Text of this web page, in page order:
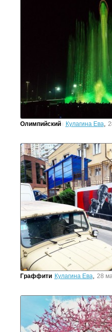
Олимпийский паркКулагина Ева,
Граффити Кулагина Ева, 28